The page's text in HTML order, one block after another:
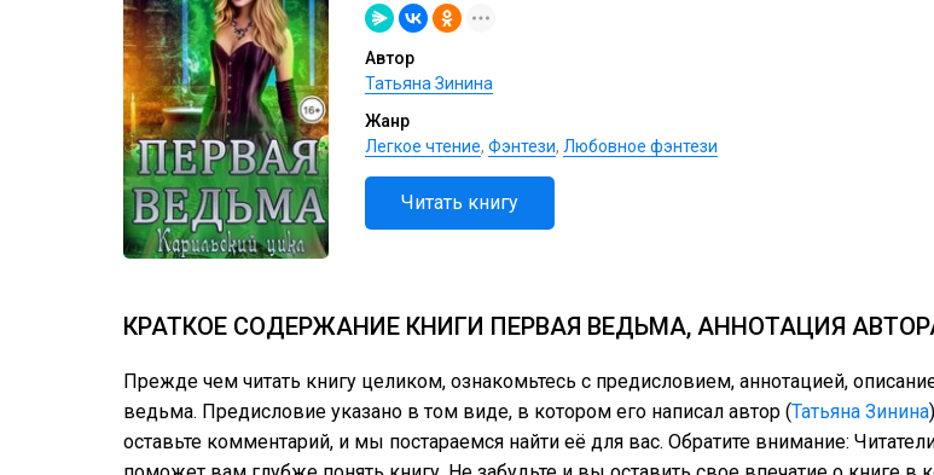
Автор
Татьяна Зинина
Жанр
Легкое чтение, Фэнтези, Любовное фэнтези
Читать книгу
КРАТКОЕ СОДЕРЖАНИЕ КНИГИ ПЕРВАЯ ВЕДЬМА, АННОТАЦИЯ
Прежде чем читать книгу целиком, ознакомьтесь с предисловием, аннотацией,
ведьма. Предисловие указано в том виде, в котором его написал автор (Татьяна Зинина
оставьте комментарий, и мы постараемся найти её для вас. Обратите внимание: